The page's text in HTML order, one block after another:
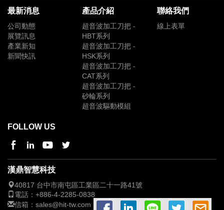
最新消息
公司動態
展覽訊息
產業新知
新聞快訊
產品介紹
超音波加工刀把 -
HBT系列
超音波加工刀把 -
HSK系列
超音波加工刀把 -
CAT系列
超音波加工刀把 -
砂輪系列
超音波驅動模組
聯絡我們
線上表單
FOLLOW US
漢鼎智慧科技
40817 台中市南屯區工業區二十一路41號
電話： +886-4-2285-0838
信箱： sales@hit-tw.com